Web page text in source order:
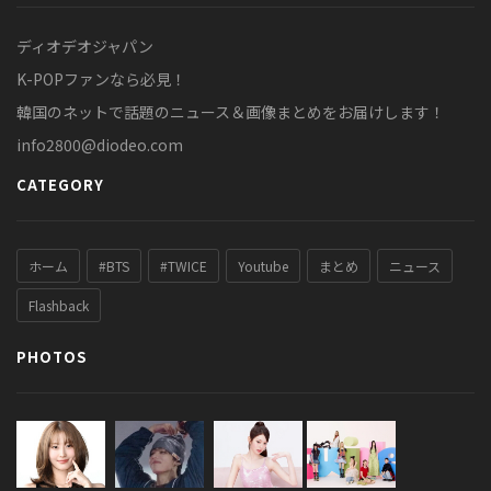
ディオデオジャパン
K-POPファンなら必見！
韓国のネットで話題のニュース＆画像まとめをお届けします！
info2800@diodeo.com
CATEGORY
ホーム #BTS #TWICE Youtube まとめ ニュース
Flashback
PHOTOS